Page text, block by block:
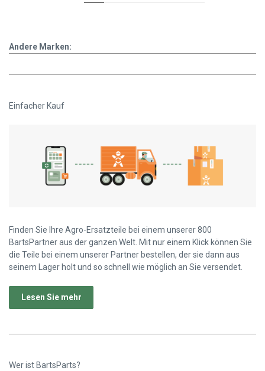
Andere Marken:
Einfacher Kauf
Finden Sie Ihre Agro-Ersatzteile bei einem unserer 800
BartsPartner aus der ganzen Welt. Mit nur einem Klick können Sie
die Teile bei einem unserer Partner bestellen, der sie dann aus
seinem Lager holt und so schnell wie möglich an Sie versendet.
Lesen Sie mehr
Wer ist BartsParts?